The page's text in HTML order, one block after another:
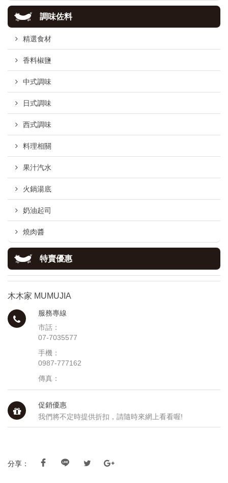
調味佐料
精選食材
香料椒鹽
中式調味
日式調味
西式調味
料理相關
果汁汽水
火鍋湯底
奶油起司
燒肉醬
特賣優惠
木木家 MUMUJIA
服務專線
市話：
07-7035577
手機：
0987-777162
傳真：
促銷優惠
我們將不定時提供折扣，請隨時來網上看看喔!
分享：